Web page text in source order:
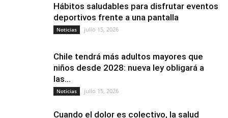
Hábitos saludables para disfrutar eventos
deportivos frente a una pantalla
Noticias julio 15, 2026
Chile tendrá más adultos mayores que
niños desde 2028: nueva ley obligará a
las...
Noticias julio 15, 2026
Cuando el dolor es colectivo, la salud